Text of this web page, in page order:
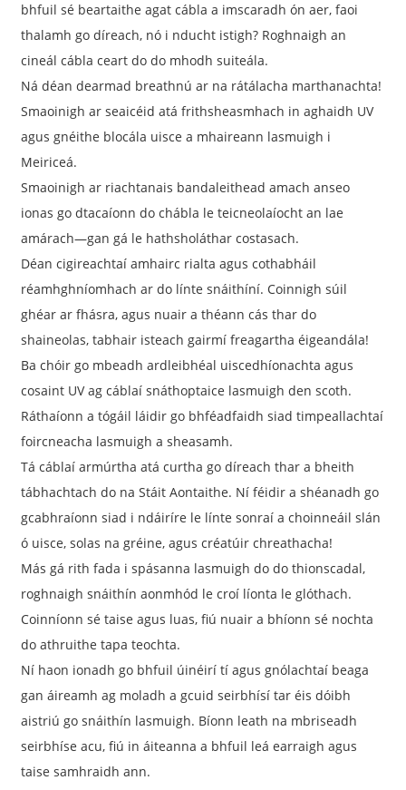
bhfuil sé beartaithe agat cábla a imscaradh ón aer, faoi
thalamh go díreach, nó i nducht istigh? Roghnaigh an
cineál cábla ceart do do mhodh suiteála.
Ná déan dearmad breathnú ar na rátálacha marthanachta!
Smaoinigh ar seaicéid atá frithsheasmhach in aghaidh UV
agus gnéithe blocála uisce a mhaireann lasmuigh i
Meiriceá.
Smaoinigh ar riachtanais bandaleithead amach anseo
ionas go dtacaíonn do chábla le teicneolaíocht an lae
amárach—gan gá le hathsholáthar costasach.
Déan cigireachtaí amhairc rialta agus cothabháil
réamhghníomhach ar do línte snáithíní. Coinnigh súil
ghéar ar fhásra, agus nuair a théann cás thar do
shaineolas, tabhair isteach gairmí freagartha éigeandála!
Ba chóir go mbeadh ardleibhéal uiscedhíonachta agus
cosaint UV ag cáblaí snáthoptaice lasmuigh den scoth.
Ráthaíonn a tógáil láidir go bhféadfaidh siad timpeallachtaí
foircneacha lasmuigh a sheasamh.
Tá cáblaí armúrtha atá curtha go díreach thar a bheith
tábhachtach do na Stáit Aontaithe. Ní féidir a shéanadh go
gcabhraíonn siad i ndáiríre le línte sonraí a choinneáil slán
ó uisce, solas na gréine, agus créatúir chreathacha!
Más gá rith fada i spásanna lasmuigh do do thionscadal,
roghnaigh snáithín aonmhód le croí líonta le glóthach.
Coinníonn sé taise agus luas, fiú nuair a bhíonn sé nochta
do athruithe tapa teochta.
Ní haon ionadh go bhfuil úinéirí tí agus gnólachtaí beaga
gan áireamh ag moladh a gcuid seirbhísí tar éis dóibh
aistriú go snáithín lasmuigh. Bíonn leath na mbriseadh
seirbhíse acu, fiú in áiteanna a bhfuil leá earraigh agus
taise samhraidh ann.